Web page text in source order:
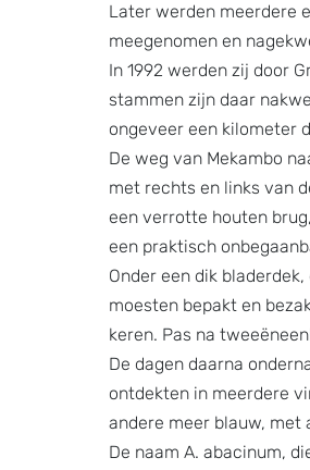
Later werden meerdere
meegenomen en
In 1992 werden zij door
stammen zijn daar
ongeveer een kilometer
De weg van Mekambo
met rechts en links van
een verrotte houten
een praktisch
Onder een dik
moesten bepakt en
keren. Pas na
De dagen daarna
ontdekten in meerdere
andere meer blauw, met
De naam A. abacinum,